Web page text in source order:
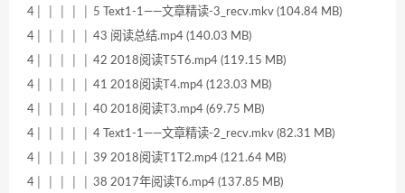
4│ │ │ │ │ 5 Text1-1——文章精读-3_recv.mkv (104.84 MB)
4│ │ │ │ │ 43 阅读总结.mp4 (140.03 MB)
4│ │ │ │ │ 42 2018阅读T5T6.mp4 (119.15 MB)
4│ │ │ │ │ 41 2018阅读T4.mp4 (123.03 MB)
4│ │ │ │ │ 40 2018阅读T3.mp4 (69.75 MB)
4│ │ │ │ │ 4 Text1-1——文章精读-2_recv.mkv (82.31 MB)
4│ │ │ │ │ 39 2018阅读T1T2.mp4 (121.64 MB)
4│ │ │ │ │ 38 2017年阅读T6.mp4 (137.85 MB)